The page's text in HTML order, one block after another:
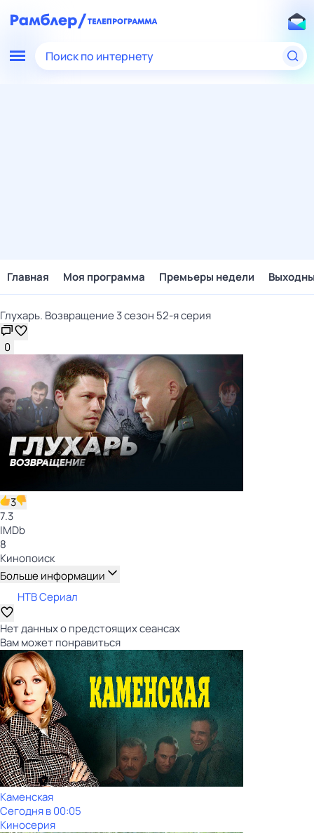
Поиск по интернету
Главная Моя программа Премьеры недели
Глухарь. Возвращение 3 сезон 52-я серия
0
3
7.3
IMDb
8
Кинопоиск
Больше информации
НТВ Сериал
Нет данных о предстоящих сеансах
Вам может понравиться
Каменская
Сегодня в 00:05
Киносерия